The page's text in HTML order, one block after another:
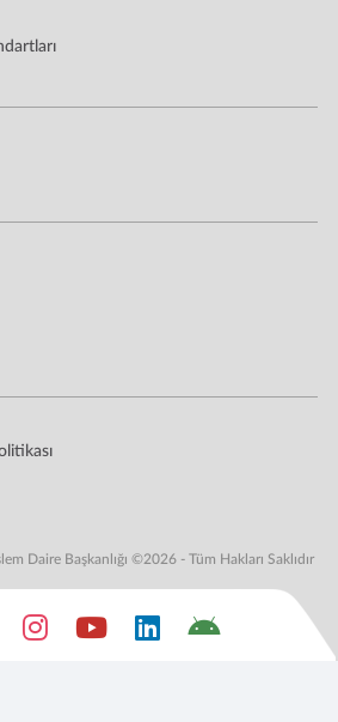
Daire Başkanlığı ©2026 - Tüm Hakları Saklıdır